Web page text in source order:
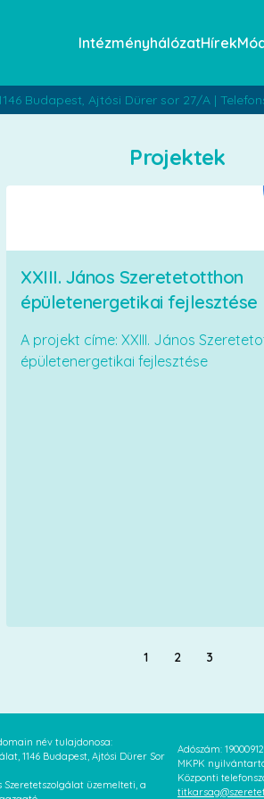
IntézményhálózatHírek
Budapest, Ajtósi Dürer sor 27/A |
Projektek
XXIII. János Szeretetotthon
épületenergetikai fejlesztése
A projekt címe: XXIII. János
épületenergetikai fejlesztése
1 2 3
név tulajdonosa:
1146 Budapest, Ajtósi Dürer Sor
üzemelteti, a
Adószám:
MKPK
Központi